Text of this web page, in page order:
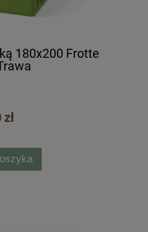
180x200 Frotte